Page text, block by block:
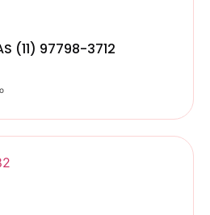
(11) 97798-3712